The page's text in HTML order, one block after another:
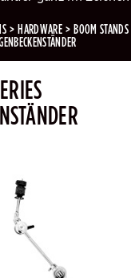
HARDWARE
BOOM STANDS